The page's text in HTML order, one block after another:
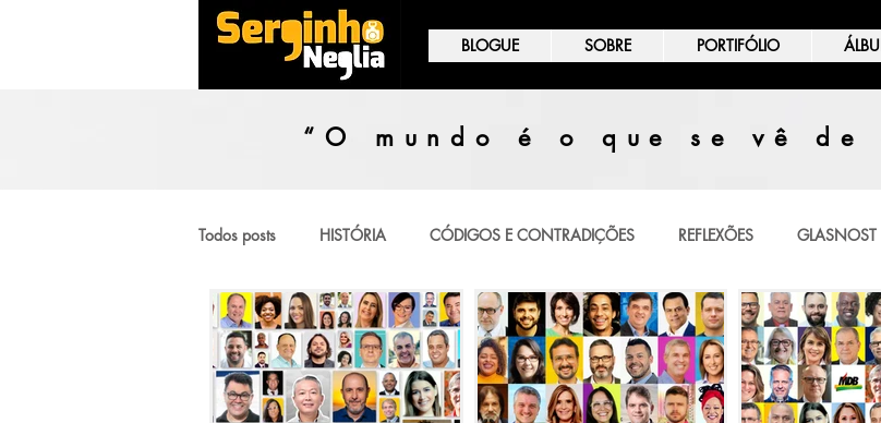
“O mundo é o que se vê de
Todos posts HISTÓRIA CÓDIGOS E CONTRADIÇÕES REFLEXÕES GLASNOST
TESTEMUNHA OCULAR OPINIÃO
BLOGUE SOBRE PORTIFÓLIO